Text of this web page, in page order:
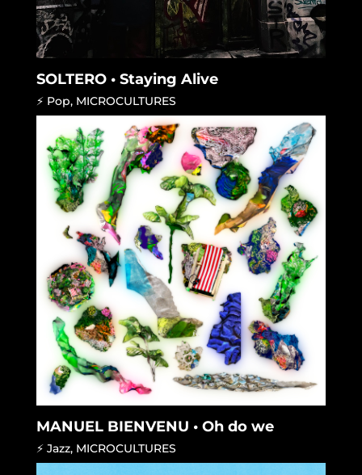
SOLTERO • Staying Alive
⚡ Pop, MICROCULTURES
MANUEL BIENVENU • Oh do we
⚡ Jazz, MICROCULTURES